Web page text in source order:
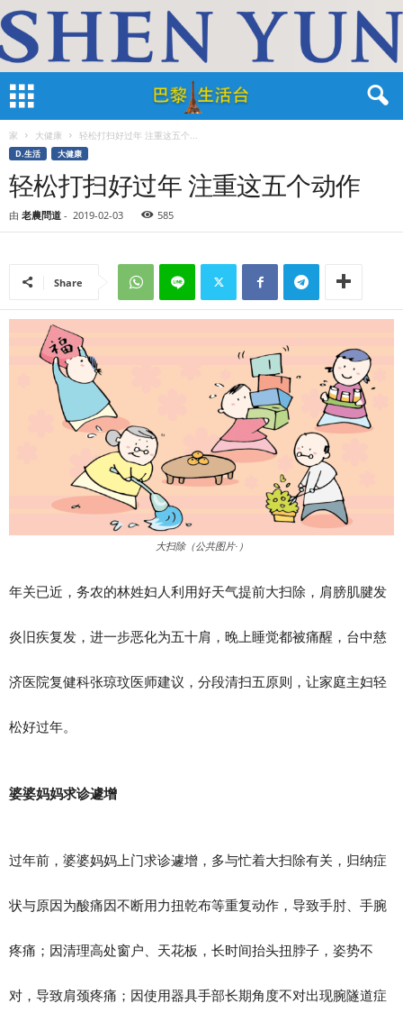
家 大健康 轻松打扫好过年 注重这五个...
D.生活 大健康
轻松打扫好过年 注重这五个动作
由 老農問道 - 2019-02-03 585
Share
大扫除（公共图片·）
年关已近，务农的林姓妇人利用好天气提前大扫除，肩膀肌腱发
炎旧疾复发，进一步恶化为五十肩，晚上睡觉都被痛醒，台中慈
济医院复健科张琼玟医师建议，分段清扫五原则，让家庭主妇轻
松好过年。
婆婆妈妈求诊遽增
过年前，婆婆妈妈上门求诊遽增，多与忙着大扫除有关，归纳症
状与原因为酸痛因不断用力扭乾布等重复动作，导致手肘、手腕
疼痛；因清理高处窗户、天花板，长时间抬头扭脖子，姿势不
对，导致肩颈疼痛；因使用器具手部长期角度不对出现腕隧道症